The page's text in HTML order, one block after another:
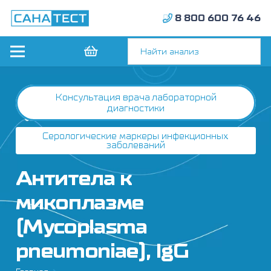
8 800 600 76 46
Консультация врача лабораторной
диагностики
Серологические маркеры инфекционных
заболеваний
Антитела к
микоплазме
(Mycoplasma
pneumoniae), IgG